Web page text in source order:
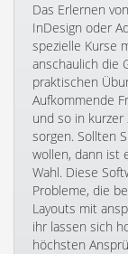
Das Erlernen
InDesign oder
spezielle Kurse
anschaulich die
praktischen
Aufkommende
und so in
sorgen. Sollten
wollen, dann ist
Wahl. Diese
Probleme, die
Layouts mit
ihr lassen sich
höchsten